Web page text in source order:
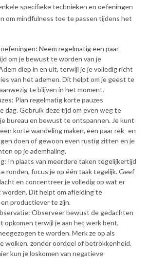
specifieke technieken en oefeningen
om mindfulness toe te passen tijdens het
Neem regelmatig een paar
om je bewust te worden van je
diep in en uit, terwijl je je volledig richt
van het ademen. Dit helpt om je geest te
te blijven in het moment.
Plan regelmatig korte pauzes
dag. Gebruik deze tijd om even weg te
bureau en bewust te ontspannen. Je kunt
korte wandeling maken, een paar rek- en
doen of gewoon even rustig zitten en je
op je ademhaling.
In plaats van meerdere taken tegelijkertijd
ronden, focus je op één taak tegelijk. Geef
en concentreer je volledig op wat er
worden. Dit helpt om afleiding te
productiever te zijn.
Observeer bewust de gedachten
opkomen terwijl je aan het werk bent,
te worden. Merk ze op als
wolken, zonder oordeel of betrokkenheid.
kun je loskomen van negatieve